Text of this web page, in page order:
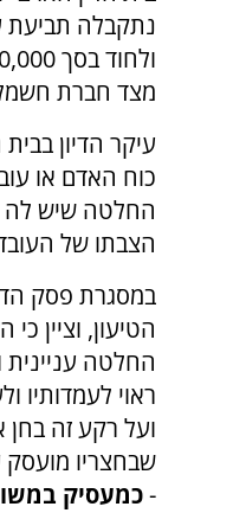
נתקבלה תביעת
מצד חברת
עיקר הדיון
כוח האדם או
החלטה שיש לה
הצבתו של
במסגרת פסק
הטיעון, וציין
החלטה
ראוי לעמדותיו
ועל רקע זה
שבחצריו מועסק
-כמעסיק